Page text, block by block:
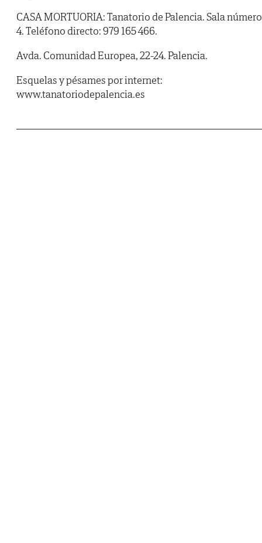
CASA MORTUORIA: Tanatorio de Palencia. Sala número
4. Teléfono directo: 979 165 466.
Avda. Comunidad Europea, 22-24. Palencia.
Esquelas y pésames por internet:
www.tanatoriodepalencia.es